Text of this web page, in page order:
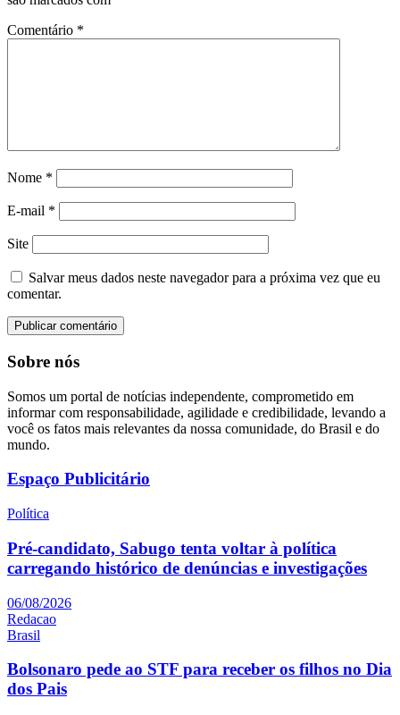
Comentário *
Nome *
E-mail *
Site
Salvar meus dados neste navegador para a próxima vez que eu
comentar.
Sobre nós
Somos um portal de notícias independente, comprometido em
informar com responsabilidade, agilidade e credibilidade, levando a
você os fatos mais relevantes da nossa comunidade, do Brasil e do
mundo.
Espaço Publicitário
Política
Pré-candidato, Sabugo tenta voltar à política
carregando histórico de denúncias e investigações
06/08/2026
Redacao
Brasil
Bolsonaro pede ao STF para receber os filhos no Dia
dos Pais